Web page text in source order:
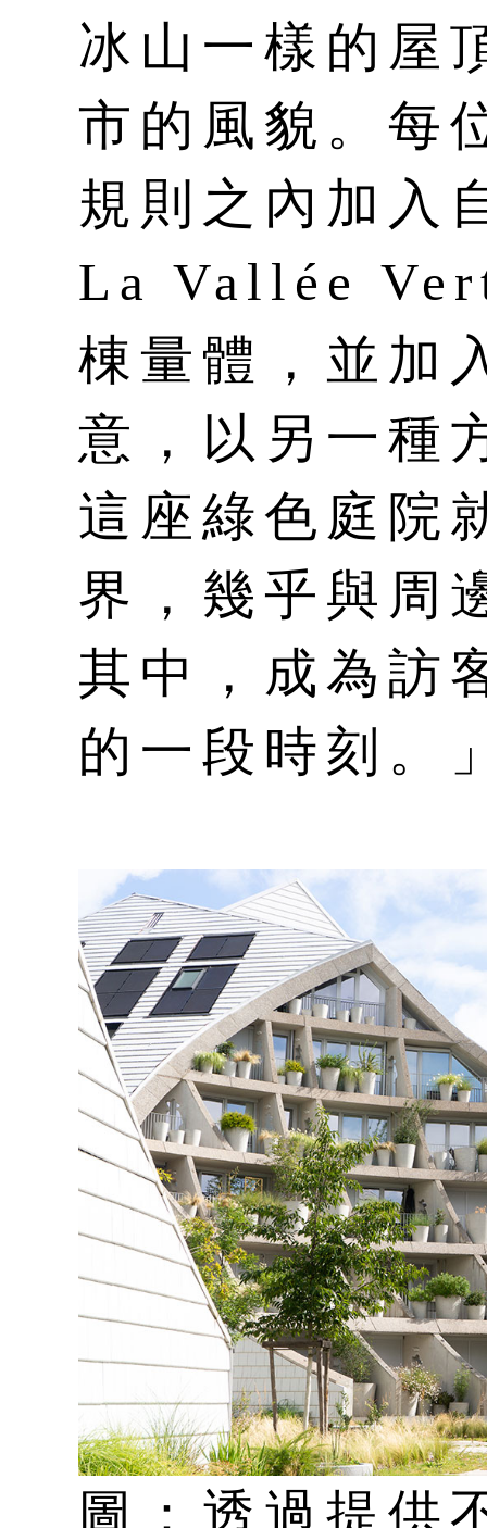
冰山一樣的屋
市的風貌。每
規則之內加入
La Vallée
棟量體，並加
意，以另一種
這座綠色庭院
界，幾乎與周
其中，成為訪
的一段時刻。
圖：透過提供